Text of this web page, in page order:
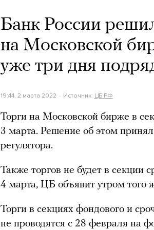
Банк России
на Московской
уже три дня
19:44, 2 марта 2022 Источник: ЦБ РФ
Торги на Московской бирже в
3 марта. Решение об этом
регулятора.
Также торгов не будет в секции
4 марта, ЦБ объявит утром того
Торги в секциях фондового и
не проводятся с 28 февраля на